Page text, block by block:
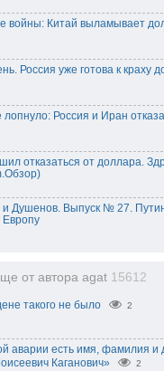
войны: Китай выламывает
Россия уже готова к краху
лопнуло: Россия и Иран
отказаться от доллара.
Душенов. Выпуск № 27.
Европу
от автора agat 15612
такого не было 2
аварии есть имя, фамилия и
Каганович»
2